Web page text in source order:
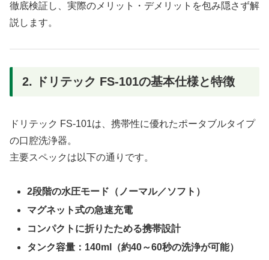
徹底検証し、実際のメリット・デメリットを包み隠さず解
説します。
2. ドリテック FS-101の基本仕様と特徴
ドリテック FS-101は、携帯性に優れたポータブルタイプ
の口腔洗浄器。
主要スペックは以下の通りです。
2段階の水圧モード（ノーマル／ソフト）
マグネット式の急速充電
コンパクトに折りたためる携帯設計
タンク容量：140ml（約40～60秒の洗浄が可能）